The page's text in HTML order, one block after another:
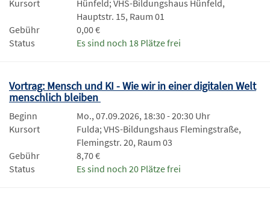
Kursort
Hünfeld; VHS-Bildungshaus Hünfeld,
Hauptstr. 15, Raum 01
Gebühr
0,00 €
Status
Es sind noch 18 Plätze frei
Vortrag: Mensch und KI - Wie wir in einer digitalen Welt
menschlich bleiben
Beginn
Mo., 07.09.2026, 18:30 - 20:30 Uhr
Kursort
Fulda; VHS-Bildungshaus Flemingstraße,
Flemingstr. 20, Raum 03
Gebühr
8,70 €
Status
Es sind noch 20 Plätze frei